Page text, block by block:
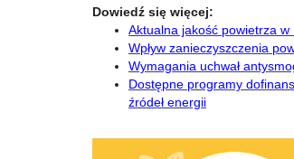
Dowiedź się więcej:
Aktualna jakość powietrza w
Wpływ zanieczyszczenia
Wymagania uchwał
Dostępne programy
źródeł energii